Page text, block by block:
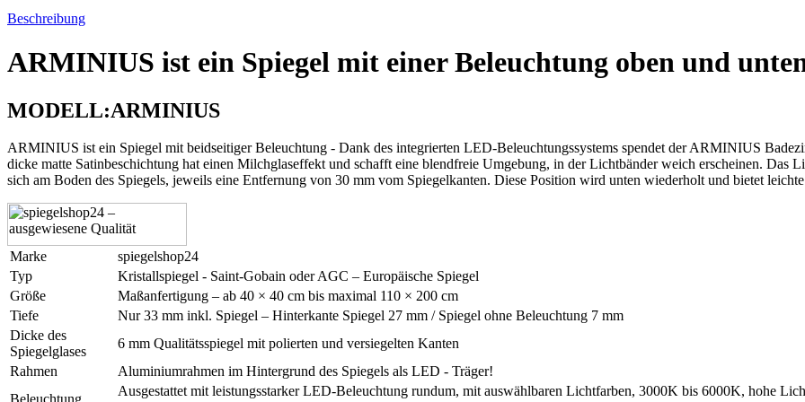
Beschreibung
ARMINIUS ist ein Spiegel mit einer Beleuchtung oben und
MODELL:ARMINIUS
ARMINIUS ist ein Spiegel mit beidseitiger Beleuchtung - Dank des integrierten LED-Beleuchtungssystems spendet der ARMINIUS
dicke matte Satinbeschichtung hat einen Milchglaseffekt und schafft eine blendfreie Umgebung, in der Lichtbänder weich erscheinen. Das
sich am Boden des Spiegels, jeweils eine Entfernung von 30 mm vom Spiegelkanten. Diese Position wird unten wiederholt und bietet
Marke
spiegelshop24
Typ
Kristallspiegel - Saint-Gobain oder AGC – Europäische Spiegel
Größe
Maßanfertigung – ab 40 × 40 cm bis maximal 110 × 200 cm
Tiefe
Nur 33 mm inkl. Spiegel – Hinterkante Spiegel 27 mm / Spiegel ohne Beleuchtung 7 mm
Dicke des
Spiegelglases
6 mm Qualitätsspiegel mit polierten und versiegelten Kanten
Rahmen
Aluminiumrahmen im Hintergrund des Spiegels als LED - Träger!
Ausgestattet mit leistungsstarker LED-Beleuchtung rundum, mit auswählbaren Lichtfarben, 3000K bis 6000K, hohe